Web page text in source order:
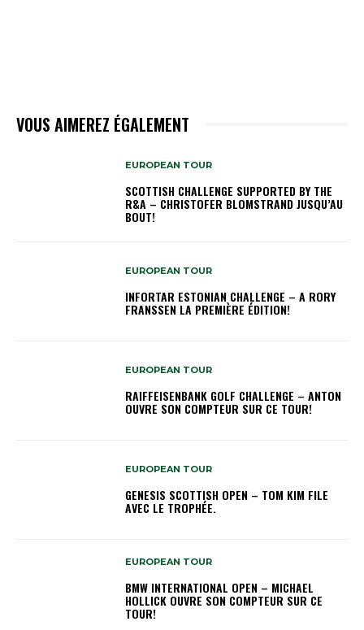
VOUS AIMEREZ ÉGALEMENT
EUROPEAN TOUR
SCOTTISH CHALLENGE SUPPORTED BY THE
R&A – CHRISTOFER BLOMSTRAND JUSQU’AU
BOUT!
EUROPEAN TOUR
INFORTAR ESTONIAN CHALLENGE – A RORY
FRANSSEN LA PREMIÈRE ÉDITION!
EUROPEAN TOUR
RAIFFEISENBANK GOLF CHALLENGE – ANTON
OUVRE SON COMPTEUR SUR CE TOUR!
EUROPEAN TOUR
GENESIS SCOTTISH OPEN – TOM KIM FILE
AVEC LE TROPHÉE.
EUROPEAN TOUR
BMW INTERNATIONAL OPEN – MICHAEL
HOLLICK OUVRE SON COMPTEUR SUR CE
TOUR!